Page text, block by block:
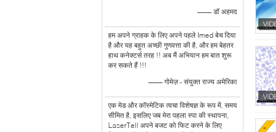
—— डॉ अहमद
हम अपने ग्राहक के लिए अपने पहले Imed बेच दिया
है और यह बहुत अच्छी गुणवत्ता की है, और हम बेहतर
हाथ कनेक्टर्स तरह !! अब मैं अभियान हम बात शुरू
कर सकते हैं !!!
—— गोमेज़ - संयुक्त राज्य अमेरिका
एक मेड और कॉस्मेटिक त्वचा विशेषज्ञ के रूप में, समय
सीमित है, इसलिए जब मेरा पहला स्पा की स्थापना,
LaserTell अपने बजट को फिट करने के लिए